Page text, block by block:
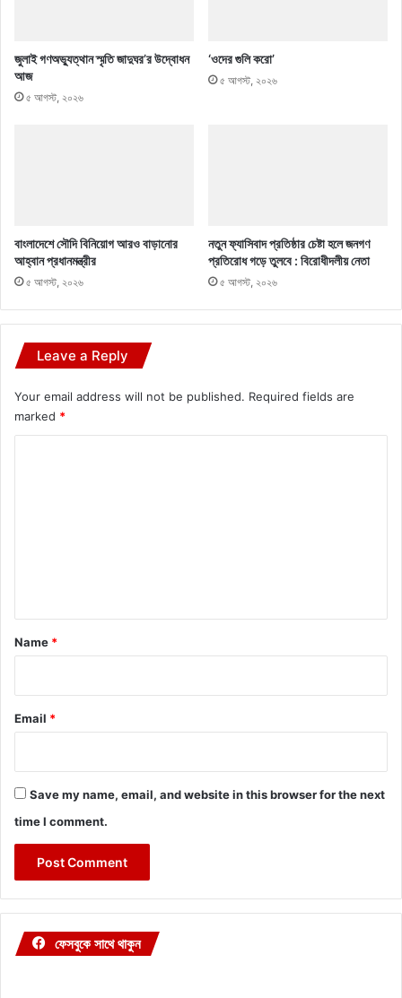
জুলাই গণঅভ্যুত্থান স্মৃতি জাদুঘর’র উদ্বোধন
আজ
৫ আগস্ট, ২০২৬
‘ওদের গুলি করো’
৫ আগস্ট, ২০২৬
বাংলাদেশে সৌদি বিনিয়োগ আরও বাড়ানোর
আহ্বান প্রধানমন্ত্রীর
৫ আগস্ট, ২০২৬
নতুন ফ্যাসিবাদ প্রতিষ্ঠার চেষ্টা হলে জনগণ
প্রতিরোধ গড়ে তুলবে : বিরোধীদলীয় নেতা
৫ আগস্ট, ২০২৬
Leave a Reply
Your email address will not be published. Required fields are
marked *
*
Name *
Email *
Save my name, email, and website in this browser for the next
time I comment.
ফেসবুকে সাথে থাকুন